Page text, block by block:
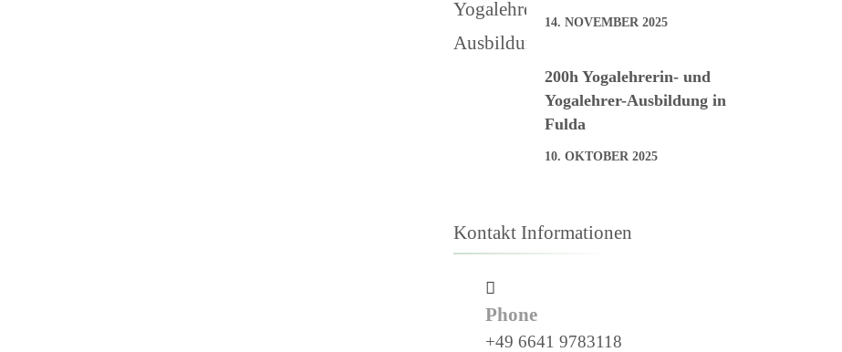
14. NOVEMBER 2025
200h Yogalehrerin- und
Yogalehrer-Ausbildung in
Fulda
10. OKTOBER 2025
Kontakt Informationen
Phone
+49 6641 9783118